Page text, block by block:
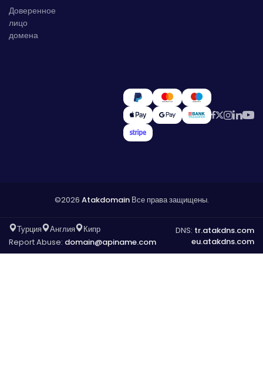
Доверенное
лицо
домена
©2026 AtakdomainВсе права защищены.
Турция Англия
Кипр
Report Abuse: domain@apiname.com
DNS: tr.atakdns.com
eu.atakdns.com